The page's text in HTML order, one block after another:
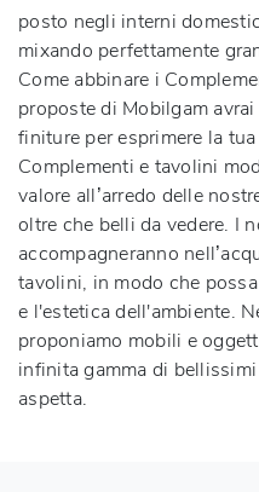
posto negli interni
mixando perfettamente
Come abbinare i
proposte di Mobilgam
finiture per esprimere la
Complementi e tavolini
valore all’arredo delle
oltre che belli da vedere. I
accompagneranno
tavolini, in modo che
e l'estetica dell'ambiente.
proponiamo mobili e
infinita gamma di
aspetta.